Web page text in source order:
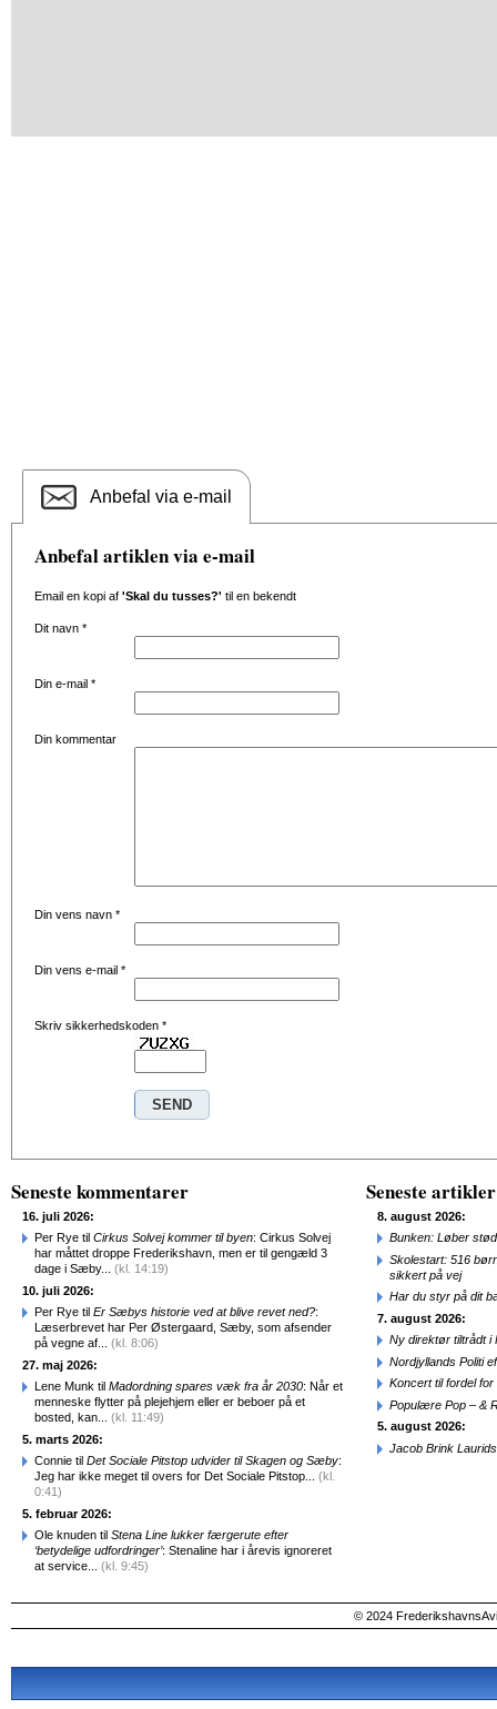
Anbefal via e-mail
Anbefal artiklen via e-mail
Email en kopi af 'Skal du tusses?' til en bekendt
Dit navn *
Din e-mail *
Din kommentar
Din vens navn *
Din vens e-mail *
Skriv sikkerhedskoden *
Seneste kommentarer
16. juli 2026:
Per Rye til Cirkus Solvej kommer til byen: Cirkus Solvej
har måttet droppe Frederikshavn, men er til gengæld 3
dage i Sæby... (kl. 14:19)
10. juli 2026:
Per Rye til Er Sæbys historie ved at blive revet ned?:
Læserbrevet har Per Østergaard, Sæby, som afsender
på vegne af... (kl. 8:06)
27. maj 2026:
Lene Munk til Madordning spares væk fra år 2030: Når et
menneske flytter på plejehjem eller er beboer på et
bosted, kan... (kl. 11:49)
5. marts 2026:
Connie til Det Sociale Pitstop udvider til Skagen og Sæby:
Jeg har ikke meget til overs for Det Sociale Pitstop... (kl.
0:41)
5. februar 2026:
Ole knuden til Stena Line lukker færgerute efter
‘betydelige udfordringer’: Stenaline har i årevis ignoreret
at service... (kl. 9:45)
Seneste artikler
8. august 2026:
Bunken: Løber
Skolestart: 516
sikkert på vej
Har du styr på dit
7. august 2026:
Ny direktør tiltrådt i
Nordjyllands Politi
Koncert til fordel
Populære Pop – &
5. august 2026:
Jacob Brink
© 2024